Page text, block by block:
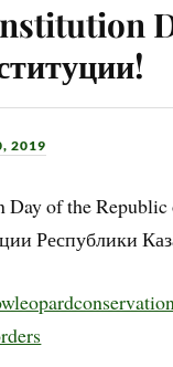
2019
Day of the
Республики